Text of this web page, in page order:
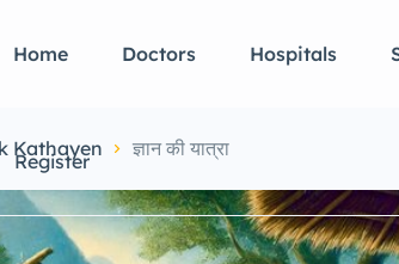
Home Doctors Hospitals
Register
Kathayen ज्ञान की यात्रा